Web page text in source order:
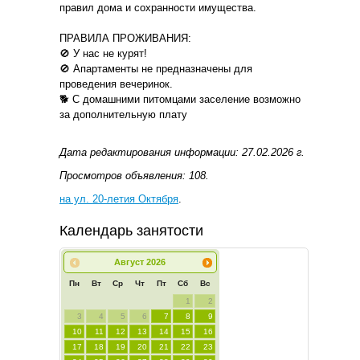
правил дома и сохранности имущества.
ПРАВИЛА ПРОЖИВАНИЯ:
🚫 У нас не курят!
🚫 Апартаменты не предназначены для
проведения вечеринок.
🐕 С домашними питомцами заселение возможно
за дополнительную плату
Дата редактирования информации: 27.02.2026 г.
Просмотров объявления: 108.
на ул. 20-летия Октября
Календарь занятости
Август 2026
Пн Вт Ср Чт Пт Сб Вс
1
2
3
4 5 6 7 8
9
10
11 12 13 14 15
16
17
18 19 20 21 22
23